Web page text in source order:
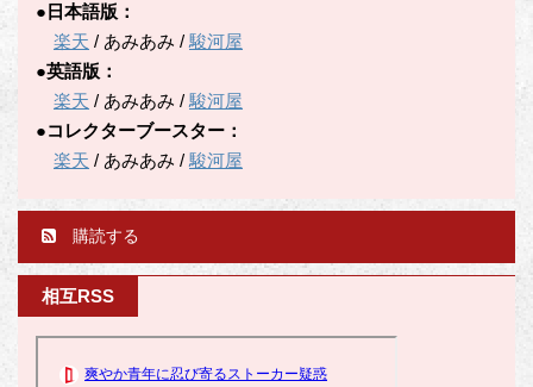
●日本語版：
楽天 / あみあみ /駿河屋
●英語版：
楽天 / あみあみ /駿河屋
●コレクターブースター：
楽天 / あみあみ /駿河屋
購読する
相互RSS